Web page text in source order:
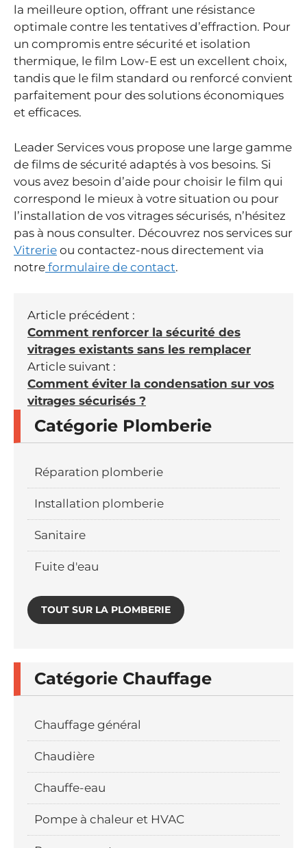
la meilleure option, offrant une résistance
optimale contre les tentatives d’effraction. Pour
un compromis entre sécurité et isolation
thermique, le film Low-E est un excellent choix,
tandis que le film standard ou renforcé convient
parfaitement pour des solutions économiques
et efficaces.
Leader Services vous propose une large gamme
de films de sécurité adaptés à vos besoins. Si
vous avez besoin d’aide pour choisir le film qui
correspond le mieux à votre situation ou pour
l’installation de vos vitrages sécurisés, n’hésitez
pas à nous consulter. Découvrez nos services sur
Vitrerie ou contactez-nous directement via
notre formulaire de contact.
Article précédent :
Comment renforcer la sécurité des
vitrages existants sans les remplacer
Article suivant :
Comment éviter la condensation sur vos
vitrages sécurisés ?
Catégorie Plomberie
Réparation plomberie
Installation plomberie
Sanitaire
Fuite d'eau
TOUT SUR LA PLOMBERIE
Catégorie Chauffage
Chauffage général
Chaudière
Chauffe-eau
Pompe à chaleur et HVAC